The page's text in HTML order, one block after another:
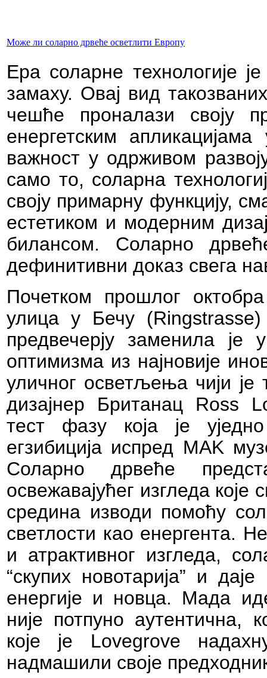
Може ли соларно дрвеће осветлити Европу
Ера соларне технологије
замаху. Овај вид
чешће проналази своју
енергетским
важност у одрживом
само то, соларна
своју примарну функцију,
естетиком и модерним
билансом. Соларно
дефинитивни доказ свега
Почетком прошлог
улица у Бечу (Ringstrasse)
предвечерју заменила је
оптимизма из најновије
уличног осветљења чији је
дизајнер Британац Ross
тест фазу која је
егзибиција испред МАK
Соларно дрвеће
освежавајућег изгледа
средина изводи помоћу
светлости као енергента.
и атрактивног изгледа,
“скупих новотарија” и
енергије и новца. Мада
није потпуно аутентична,
које је Lovegrove
надмашили своје